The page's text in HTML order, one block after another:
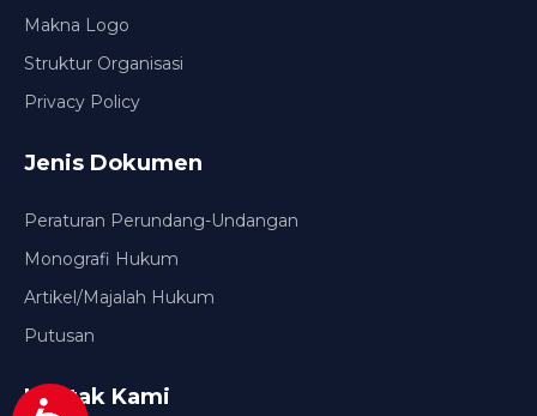
Makna Logo
Struktur Organisasi
Privacy Policy
Jenis Dokumen
Peraturan Perundang-Undangan
Monografi Hukum
Artikel/Majalah Hukum
Putusan
Kontak Kami